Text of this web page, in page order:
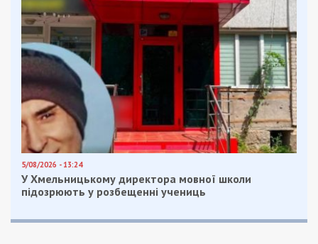
5/08/2026 - 13:24
У Хмельницькому директора мовної школи
підозрюють у розбещенні учениць